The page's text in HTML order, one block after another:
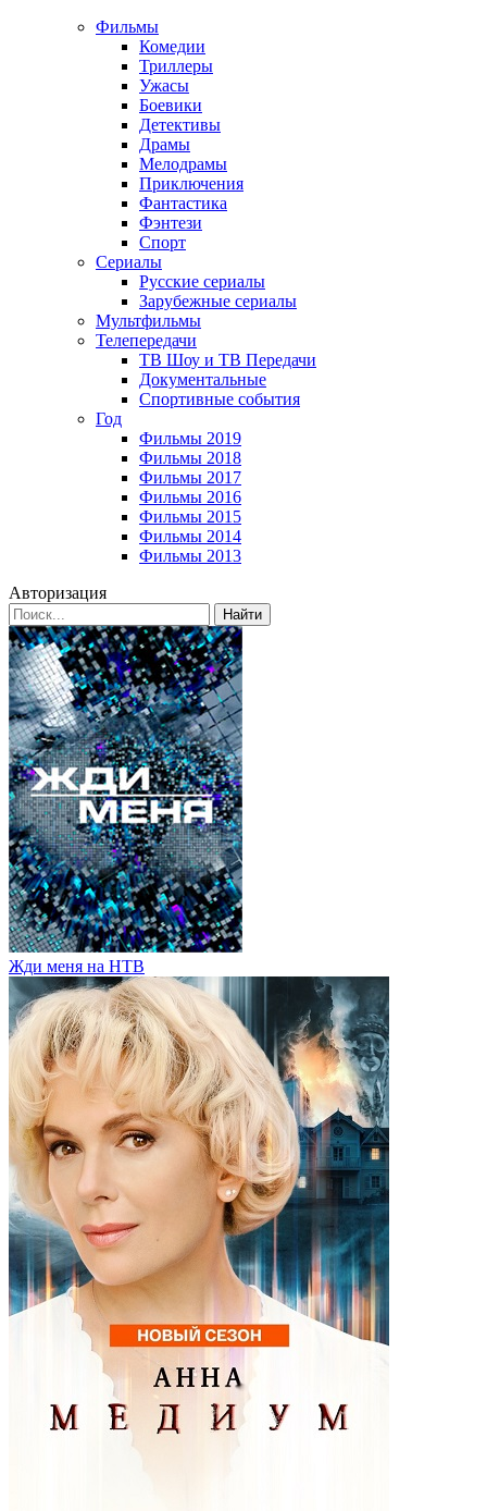
Фильмы
Комедии
Триллеры
Ужасы
Боевики
Детективы
Драмы
Мелодрамы
Приключения
Фантастика
Фэнтези
Спорт
Сериалы
Русские сериалы
Зарубежные сериалы
Мультфильмы
Телепередачи
ТВ Шоу и ТВ Передачи
Документальные
Спортивные события
Год
Фильмы 2019
Фильмы 2018
Фильмы 2017
Фильмы 2016
Фильмы 2015
Фильмы 2014
Фильмы 2013
Авторизация
Найти
Жди меня на НТВ